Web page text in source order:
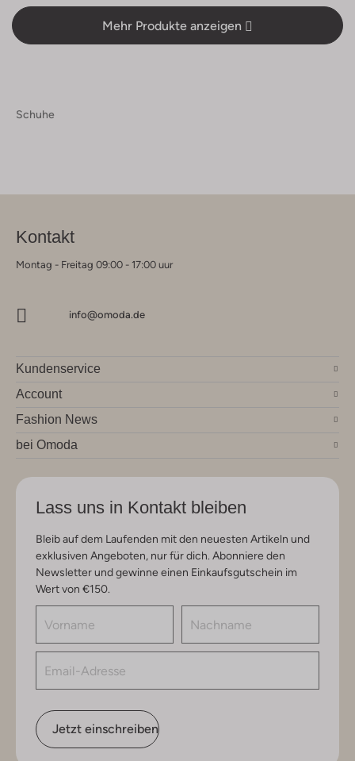
Mehr Produkte anzeigen
Schuhe
Kontakt
Montag - Freitag 09:00 - 17:00 uur
info@omoda.de
Kundenservice
Account
Fashion News
bei Omoda
Lass uns in Kontakt bleiben
Bleib auf dem Laufenden mit den neuesten Artikeln und
exklusiven Angeboten, nur für dich. Abonniere den
Newsletter und gewinne einen Einkaufsgutschein im
Wert von €150.
Jetzt einschreiben